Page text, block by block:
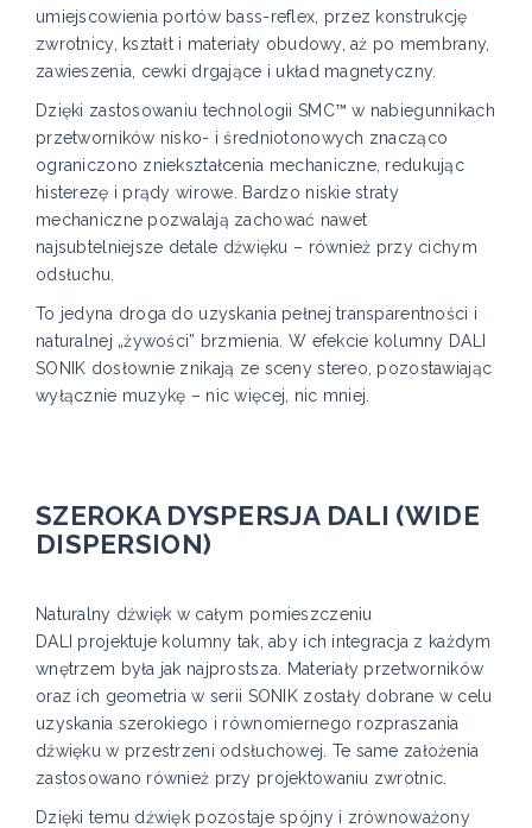
umiejscowienia portów bass-reflex, przez konstrukcję
zwrotnicy, kształt i materiały obudowy, aż po membrany,
zawieszenia, cewki drgające i układ magnetyczny.
Dzięki zastosowaniu technologii SMC™ w nabiegunnikach
przetworników nisko- i średniotonowych znacząco
ograniczono zniekształcenia mechaniczne, redukując
histerezę i prądy wirowe. Bardzo niskie straty
mechaniczne pozwalają zachować nawet
najsubtelniejsze detale dźwięku – również przy cichym
odsłuchu.
To jedyna droga do uzyskania pełnej transparentności i
naturalnej „żywości” brzmienia. W efekcie kolumny DALI
SONIK dosłownie znikają ze sceny stereo, pozostawiając
wyłącznie muzykę – nic więcej, nic mniej.
SZEROKA DYSPERSJA DALI (WIDE
DISPERSION)
Naturalny dźwięk w całym pomieszczeniu
DALI projektuje kolumny tak, aby ich integracja z każdym
wnętrzem była jak najprostsza. Materiały przetworników
oraz ich geometria w serii SONIK zostały dobrane w celu
uzyskania szerokiego i równomiernego rozpraszania
dźwięku w przestrzeni odsłuchowej. Te same założenia
zastosowano również przy projektowaniu zwrotnic.
Dzięki temu dźwięk pozostaje spójny i zrównoważony